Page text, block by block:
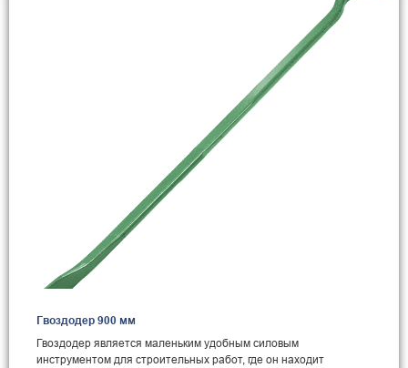
Гвоздодер 900 мм
Гвоздодер является маленьким удобным силовым
инструментом для строительных работ, где он находит